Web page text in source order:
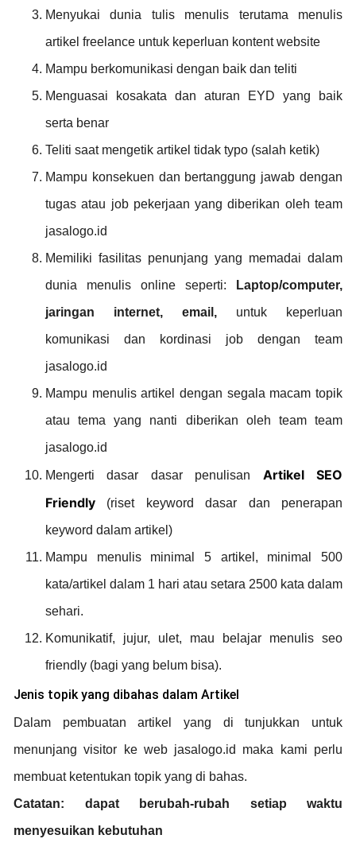
Menyukai dunia tulis menulis terutama menulis
artikel freelance untuk keperluan kontent website
Mampu berkomunikasi dengan baik dan teliti
Menguasai kosakata dan aturan EYD yang baik
serta benar
Teliti saat mengetik artikel tidak typo (salah ketik)
Mampu konsekuen dan bertanggung jawab dengan
tugas atau job pekerjaan yang diberikan oleh team
jasalogo.id
Memiliki fasilitas penunjang yang memadai dalam
dunia menulis online seperti:
Laptop/computer,
jaringan internet, email, untuk keperluan
komunikasi dan kordinasi job dengan team
jasalogo.id
Mampu menulis artikel dengan segala macam topik
atau tema yang nanti diberikan oleh team team
jasalogo.id
Mengerti dasar dasar penulisan Artikel SEO
Friendly (riset keyword dasar dan penerapan
keyword dalam artikel)
Mampu menulis minimal 5 artikel, minimal 500
kata/artikel dalam 1 hari atau setara 2500 kata dalam
sehari.
Komunikatif, jujur, ulet, mau belajar menulis seo
friendly (bagi yang belum bisa).
Jenis topik yang dibahas dalam Artikel
Dalam pembuatan artikel yang di tunjukkan untuk
menunjang visitor ke web jasalogo.id maka kami perlu
membuat ketentukan topik yang di bahas.
Catatan: dapat berubah-rubah setiap waktu
menyesuikan kebutuhan